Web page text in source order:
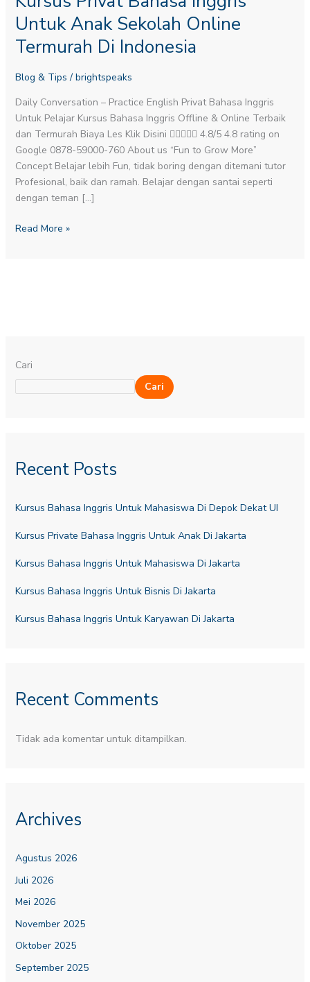
Untuk Anak Sekolah Online
Termurah Di Indonesia
Blog & Tips / brightspeaks
Daily Conversation – Practice English​ Privat Bahasa Inggris
Untuk Pelajar Kursus Bahasa Inggris Offline & Online Terbaik
dan Termurah Biaya Les Klik Disini  4.8/5 4.8 rating on
Google 0878-59000-760 About us “Fun to Grow More”
Concept Belajar lebih Fun, tidak boring dengan ditemani tutor
Profesional, baik dan ramah. Belajar dengan santai seperti
dengan teman […]
Inggris
Untuk
Anak
Online
Di
Indonesia
Read More »
Cari
Cari
Recent Posts
Kursus Bahasa Inggris Untuk Mahasiswa Di Depok Dekat UI
Kursus Private Bahasa Inggris Untuk Anak Di Jakarta
Kursus Bahasa Inggris Untuk Mahasiswa Di Jakarta
Kursus Bahasa Inggris Untuk Bisnis Di Jakarta
Kursus Bahasa Inggris Untuk Karyawan Di Jakarta
Recent Comments
Tidak ada komentar untuk ditampilkan.
Archives
Agustus 2026
Juli 2026
Mei 2026
November 2025
Oktober 2025
September 2025